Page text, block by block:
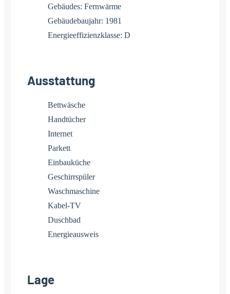
Gebäudes: Fernwärme
Gebäudebaujahr: 1981
Energieeffizienzklasse: D
Ausstattung
Bettwäsche
Handtücher
Internet
Parkett
Einbauküche
Geschirrspüler
Waschmaschine
Kabel-TV
Duschbad
Energieausweis
Lage